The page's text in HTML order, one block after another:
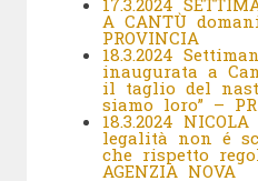
A CANTÙ
PROVINCIA
18.3.2024
inaugurata a
il taglio del
siamo loro” –
18.3.2024
legalità non é
che rispetto
AGENZIA NOVA